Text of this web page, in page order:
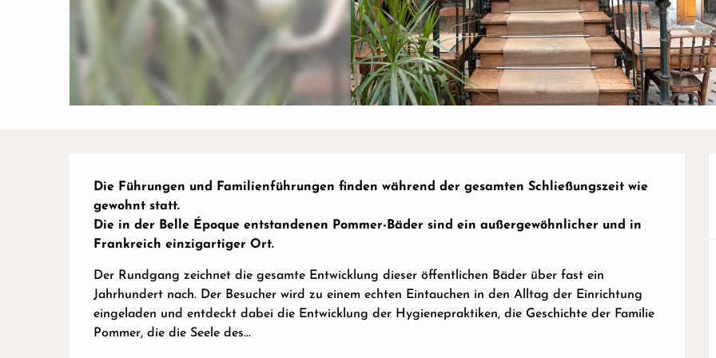
Beschreibung
Die Führungen und Familienführungen finden während der gesamten Schließungszeit wie
gewohnt statt.
Die in der Belle Époque entstandenen Pommer-Bäder sind ein außergewöhnlicher und in
Frankreich einzigartiger Ort.
Der Rundgang zeichnet die gesamte Entwicklung dieser öffentlichen Bäder über fast ein
Jahrhundert nach. Der Besucher wird zu einem echten Eintauchen in den Alltag der Einrichtung
eingeladen und entdeckt dabei die Entwicklung der Hygienepraktiken, die Geschichte der Familie
Pommer, die die Seele des...